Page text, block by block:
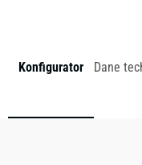
Dostępny w różnych
Konfigurator Dane